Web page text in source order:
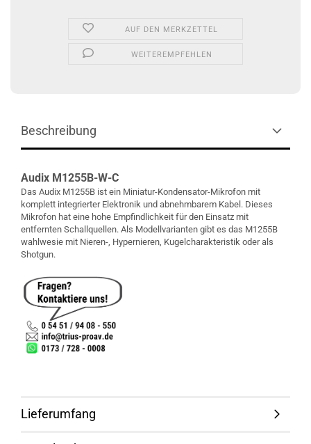
AUF DEN MERKZETTEL
WEITEREMPFEHLEN
Beschreibung
Audix M1255B-W-C
Das Audix M1255B ist ein Miniatur-Kondensator-Mikrofon mit
komplett integrierter Elektronik und abnehmbarem Kabel. Dieses
Mikrofon hat eine hohe Empfindlichkeit für den Einsatz mit
entfernten Schallquellen. Als Modellvarianten gibt es das M1255B
wahlwesie mit Nieren-, Hypernieren, Kugelcharakteristik oder als
Shotgun.
Lieferumfang